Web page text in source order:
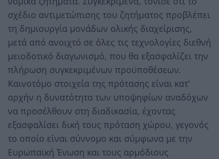
σχέδιο αντιμετώπισης του ζητήματος προβλέπει
τη δημιουργία μονάδων ολικής διαχείρισης,
μετά από ανοιχτό σε όλες τις τεχνολογίες διεθνή
μειοδοτικό διαγωνισμό, που θα εξασφαλίζει την
πλήρωση συγκεκριμένων προϋποθέσεων.
Καινοτόμο στοιχεία της πρότασης είναι κατ’
αρχήν η δυνατότητα των υποψηφίων αναδόχων
να προσέλθουν στη διαδικασία, έχοντας
εξασφαλίσει δική τους πρόταση χώρου, γεγονός
το οποίο είναι σύννομο και σύμφωνα με την
Ευρωπαϊκή Ένωση και τους αρμόδιους